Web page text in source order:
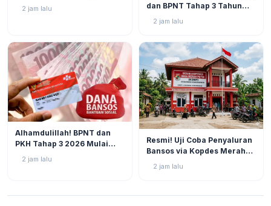
Muncul!
2 jam lalu
dan BPNT Tahap 3 Tahun
Semakin Mendekati
2 jam lalu
Alhamdulillah! BPNT dan
PKH Tahap 3 2026 Mulai
Status Terbarunya di SIKS-
2 jam lalu
Resmi! Uji Coba Penyaluran
Bansos via Kopdes Merah
2026
2 jam lalu